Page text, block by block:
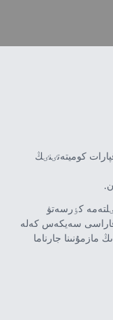
كوميتەتٸنٸڭ
كٶرسەتۋ
سەيكەس كەلە
مازمۇنىنا جارناما